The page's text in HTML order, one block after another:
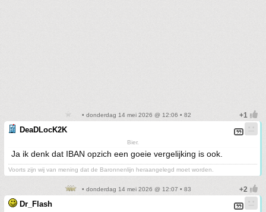
• donderdag 14 mei 2026 @ 12:06 • 82
DeaDLocK2K
Bier.
Ja ik denk dat IBAN opzich een goeie vergelijking is ook.
Voorts zijn wij van mening dat de Baronnenlijn heraangelegd moet worden.
• donderdag 14 mei 2026 @ 12:07 • 83
Dr_Flash